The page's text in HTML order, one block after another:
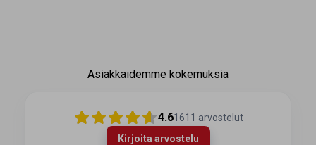
Asiakkaidemme kokemuksia
4.61611 arvostelut
Kirjoita arvostelu